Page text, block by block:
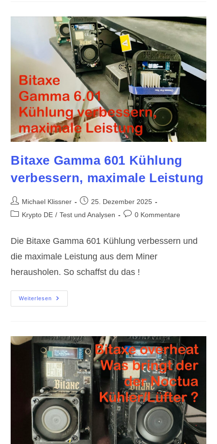
Bitaxe Gamma 601 Kühlung
verbessern, maximale Leistung
Beitrags-
Autor:
Michael Klissner
Beitrag
veröffentlicht:
25. Dezember 2025
Beitrags-
Krypto DE / Test und Analysen
Beitrags-
0 Kommentare
Die Bitaxe Gamma 601 Kühlung verbessern und
die maximale Leistung aus dem Miner
herausholen. So schaffst du das !
Weiterlesen
Bitaxe
Gamma
Leistung